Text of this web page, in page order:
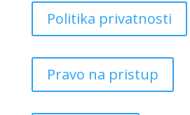
Politika privatnosti
Pravo na pristup